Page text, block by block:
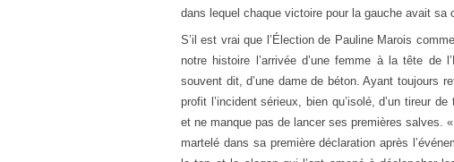
dans lequel chaque victoire pour la gauche avait sa
S’il est vrai que l’Élection de Pauline Marois
notre histoire l’arrivée d’une femme à la tête de
souvent dit, d’une dame de béton. Ayant toujours
profit l’incident sérieux, bien qu’isolé, d’un tireur
et ne manque pas de lancer ses premières salves.
martelé dans sa première déclaration après